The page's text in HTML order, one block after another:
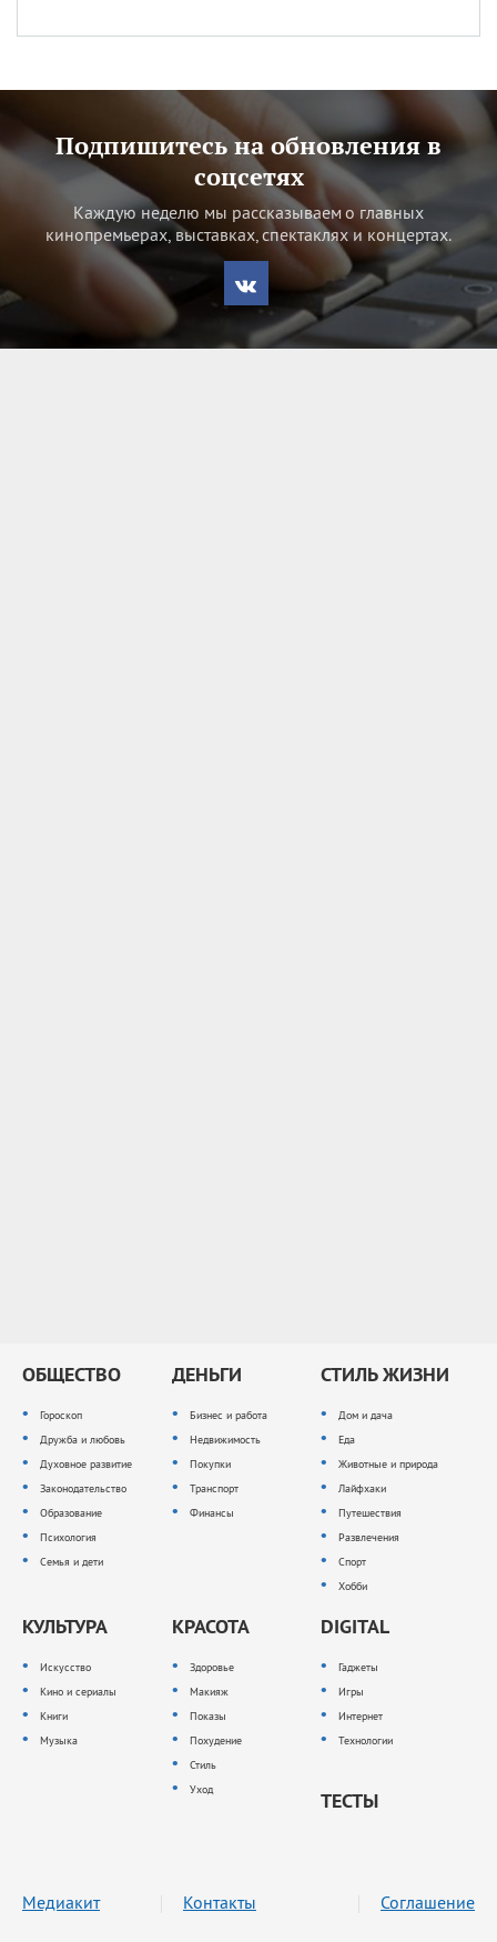
Подпишитесь на обновления в
соцсетях
Каждую неделю мы рассказываем о главных
кинопремьерах, выставках, спектаклях и концертах.
ОБЩЕСТВО
Гороскоп
Дружба и любовь
Духовное развитие
Законодательство
Образование
Психология
Семья и дети
ДЕНЬГИ
Бизнес и работа
Недвижимость
Покупки
Транспорт
Финансы
СТИЛЬ ЖИЗНИ
Дом и дача
Еда
Животные и природа
Лайфхаки
Путешествия
Развлечения
Спорт
Хобби
КУЛЬТУРА
Искусство
Кино и сериалы
Книги
Музыка
КРАСОТА
Здоровье
Макияж
Показы
Похудение
Стиль
Уход
DIGITAL
Гаджеты
Игры
Интернет
Технологии
ТЕСТЫ
Медиакит Контакты Соглашение